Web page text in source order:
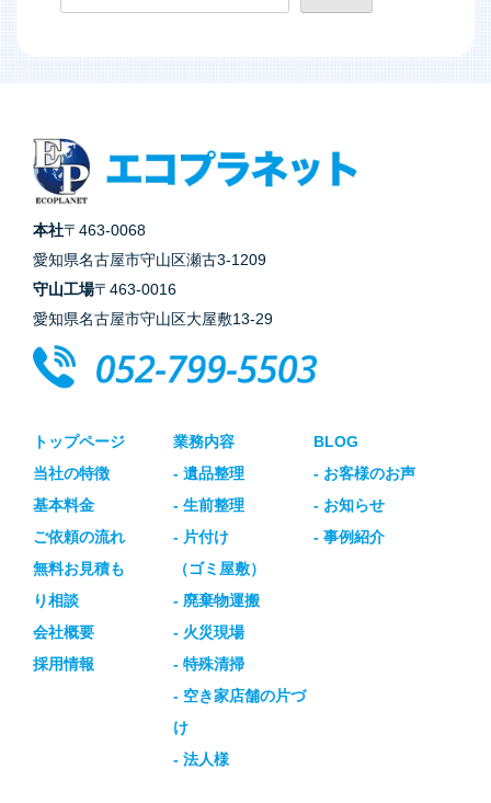
索
本社〒463-0068
愛知県名古屋市守山区瀬古3-1209
守山工場〒463-0016
愛知県名古屋市守山区大屋敷13-29
トップページ
当社の特徴
基本料金
ご依頼の流れ
無料お見積も
り相談
会社概要
採用情報
業務内容
- 遺品整理
- 生前整理
- 片付け
（ゴミ屋敷）
- 廃棄物運搬
- 火災現場
- 特殊清掃
- 空き家店舗の片づ
け
- 法人様
BLOG
- お客様のお声
- お知らせ
- 事例紹介